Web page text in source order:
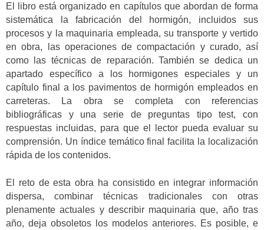
El libro está organizado en capítulos que abordan de forma
sistemática la fabricación del hormigón, incluidos sus
procesos y la maquinaria empleada, su transporte y vertido
en obra, las operaciones de compactación y curado, así
como las técnicas de reparación. También se dedica un
apartado específico a los hormigones especiales y un
capítulo final a los pavimentos de hormigón empleados en
carreteras. La obra se completa con referencias
bibliográficas y una serie de preguntas tipo test, con
respuestas incluidas, para que el lector pueda evaluar su
comprensión. Un índice temático final facilita la localización
rápida de los contenidos.
El reto de esta obra ha consistido en integrar información
dispersa, combinar técnicas tradicionales con otras
plenamente actuales y describir maquinaria que, año tras
año, deja obsoletos los modelos anteriores. Es posible, e